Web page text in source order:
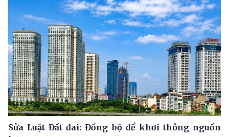
Sửa Luật Đất đai: Đồng bộ để khơi thông nguồn